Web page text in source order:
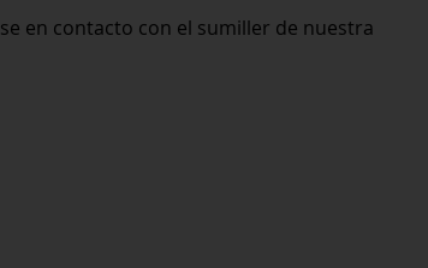
en contacto con el sumiller de nuestra